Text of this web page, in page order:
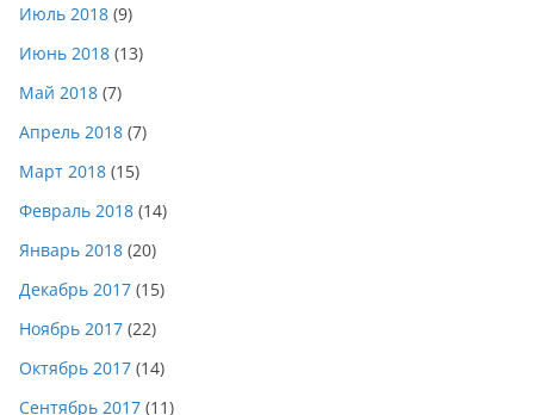
Июль 2018 (9)
Июнь 2018 (13)
Май 2018 (7)
Апрель 2018 (7)
Март 2018 (15)
Февраль 2018 (14)
Январь 2018 (20)
Декабрь 2017 (15)
Ноябрь 2017 (22)
Октябрь 2017 (14)
Сентябрь 2017 (11)